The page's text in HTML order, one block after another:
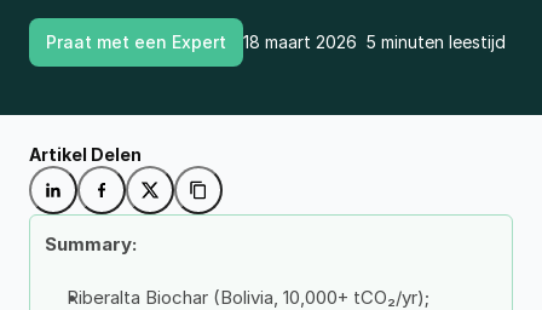
Praat met een Expert 18 maart 2026 5 minuten leestijd
Summary:
Riberalta Biochar (Bolivia, 10,000+ tCO₂/yr);
Artikel Delen